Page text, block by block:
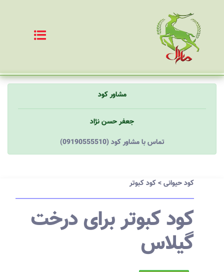
مشاور کود
جعفر حسن نژاد
(09190555510) تماس با مشاور کود
کود حیوانی>کود کبوتر
کود کبوتر برای درخت
گیلاس